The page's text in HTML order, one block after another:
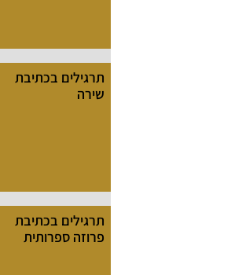
תרגילים בכתיבת
שירה
תרגילים בכתיבת
פרוזה ספרותית